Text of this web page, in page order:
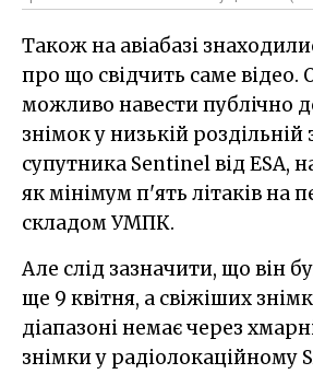
Також на авіабазі
про що свідчить саме відео.
можливо навести публічно
знімок у низькій роздільній
супутника Sentinel від ESA,
як мінімум п'ять літаків на
складом УМПК.
Але слід зазначити, що він
ще 9 квітня, а свіжіших
діапазоні немає через
знімки у радіолокаційному